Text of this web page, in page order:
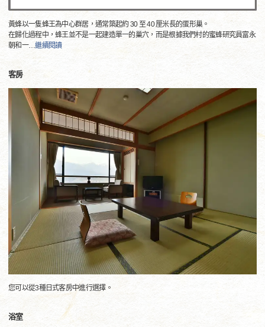
黃蜂以一隻蜂王為中心群居，通常築起約 30 至 40 厘米長的蛋形巢。
在歸化過程中，蜂王並不是一起建造單一的巢穴，而是根據我們村的蜜蜂研究員富永
朝和一…繼續閱讀
客房
您可以從3種日式客房中進行選擇。
浴室